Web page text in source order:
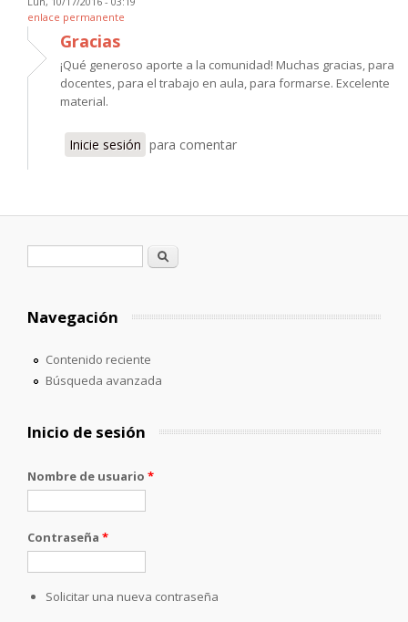
enlace permanente
Gracias
¡Qué generoso aporte a la comunidad! Muchas gracias, para
docentes, para el trabajo en aula, para formarse. Excelente
material.
Inicie sesión para comentar
Formulario de búsqueda
Buscar
Navegación
Contenido reciente
Búsqueda avanzada
Inicio de sesión
Nombre de usuario *
Contraseña *
Solicitar una nueva contraseña